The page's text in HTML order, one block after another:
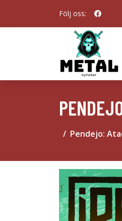
Följ oss:
Pendejo: